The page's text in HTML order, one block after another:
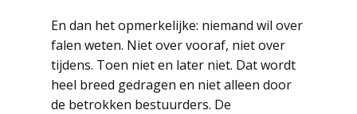
En dan het opmerkelijke: niemand wil over
falen weten. Niet over vooraf, niet over
tijdens. Toen niet en later niet. Dat wordt
heel breed gedragen en niet alleen door
de betrokken bestuurders. De